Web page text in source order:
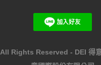
All Rights Reserved - DEI 得